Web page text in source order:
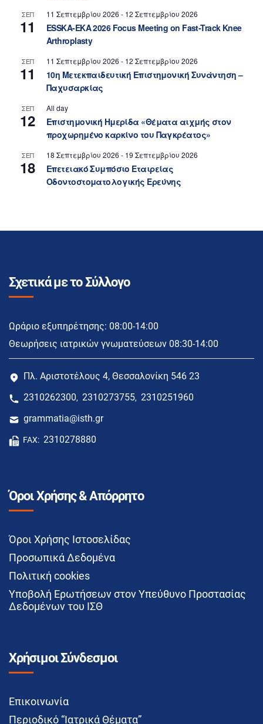
ΣΕΠ
11
11 Σεπτεμβρίου 2026 - 12 Σεπτεμβρίου 2026
ESSKA-EKA 2026 Focus Meeting on Fast-Track Knee
Arthroplasty
ΣΕΠ
11
11 Σεπτεμβρίου 2026 - 12 Σεπτεμβρίου 2026
10η Μετεκπαιδευτική Επιστημονική Συνάντηση –
Παχυσαρκίας
ΣΕΠ
12
All day
Επιστημονική Ημερίδα «Θέματα αιχμής στον
προχωρημένο καρκίνο του Παγκρέατος»
ΣΕΠ
18
18 Σεπτεμβρίου 2026 - 19 Σεπτεμβρίου 2026
Επετειακό Συμπόσιο Εταιρείας
Οδοντοστοματολογικής Ερεύνης
Σχετικά με το Σύλλογο
Ωράριο εξυπηρέτησης: 08:00-14:00
Θεωρήσεις ιατρικών γνωματεύσεων 08:30-14:00
Πλ. Αριστοτέλους 4, Θεσσαλονίκη 546 23
2310262300, 2310273755, 2310251960
grammatia@isth.gr
FAX: 2310278880
Όροι Χρήσης & Απόρρητο
Όροι Χρήσης Ιστοσελίδας
Προσωπικά Δεδομένα
Πολιτική cookies
Υποβολή Ερωτήσεων στον Υπεύθυνο Προστασίας
Δεδομένων του ΙΣΘ
Χρήσιμοι Σύνδεσμοι
Επικοινωνία
Περιοδικό “Ιατρικά Θέματα”